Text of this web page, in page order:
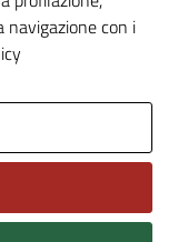
navigazione con i